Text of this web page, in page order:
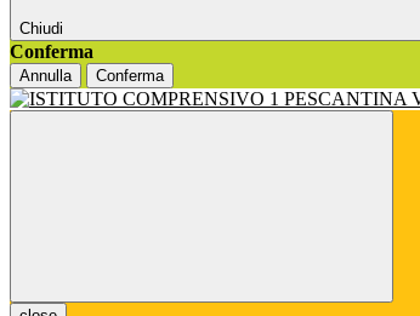
Chiudi
Conferma
Annulla Conferma